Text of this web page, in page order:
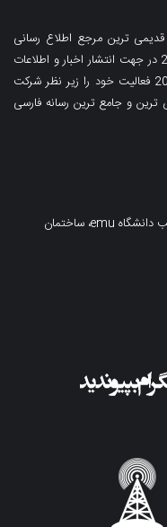
قدیمی ترین مرجع اطلاع رسانی
فارسی زبان در قبرس فعالیت خود را از سال 2014 در جهت انتشار اخبار و اطلاعات
در حوزه های مختلف آغاز کرده و از آغاز سال 2019 فعالیت خود را زیر نظر شرکت
و جامع ترین رسانه فارسی
قبرس شمالی، فاماگوستا، خیابان سالامیس، جنب دانشگاه emu، ساختمان